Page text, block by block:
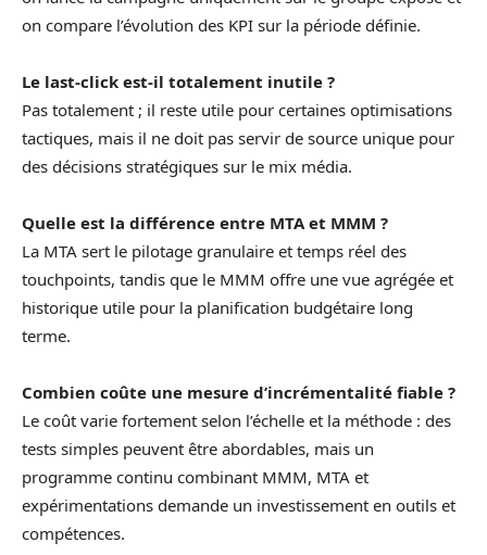
on compare l’évolution des KPI sur la période définie.
Le last-click est-il totalement inutile ?
Pas totalement ; il reste utile pour certaines optimisations
tactiques, mais il ne doit pas servir de source unique pour
des décisions stratégiques sur le mix média.
Quelle est la différence entre MTA et MMM ?
La MTA sert le pilotage granulaire et temps réel des
touchpoints, tandis que le MMM offre une vue agrégée et
historique utile pour la planification budgétaire long
terme.
Combien coûte une mesure d’incrémentalité fiable ?
Le coût varie fortement selon l’échelle et la méthode : des
tests simples peuvent être abordables, mais un
programme continu combinant MMM, MTA et
expérimentations demande un investissement en outils et
compétences.